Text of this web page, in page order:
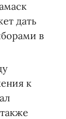
дать
в
к